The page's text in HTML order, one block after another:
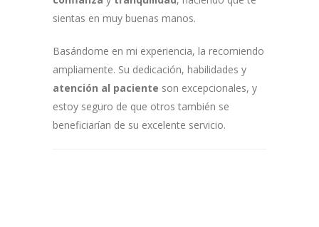
sientas en muy buenas manos.
Basándome en mi experiencia, la recomiendo
ampliamente. Su dedicación, habilidades y
atención al paciente son excepcionales, y
estoy seguro de que otros también se
beneficiarían de su excelente servicio.